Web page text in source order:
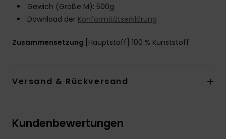
Gewich (Größe M): 500g
Download der Konformitätserklärung
Zusammensetzung [Hauptstoff] 100 % Kunststoff
Versand & Rückversand
Kundenbewertungen